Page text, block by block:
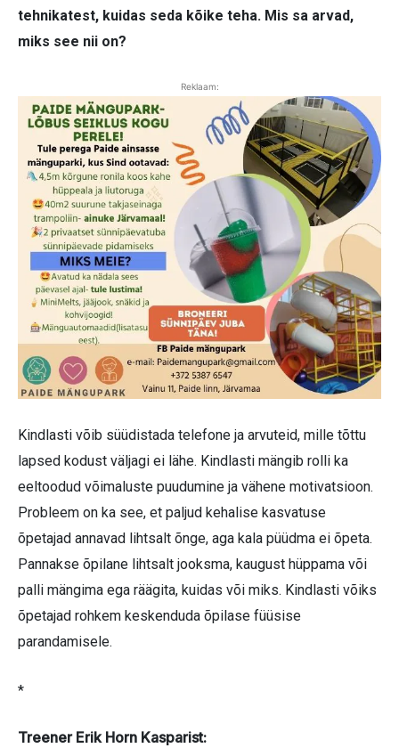
tehnikatest, kuidas seda kõike teha. Mis sa arvad,
miks see nii on?
Reklaam:
Kindlasti võib süüdistada telefone ja arvuteid, mille tõttu
lapsed kodust väljagi ei lähe. Kindlasti mängib rolli ka
eeltoodud võimaluste puudumine ja vähene motivatsioon.
Probleem on ka see, et paljud kehalise kasvatuse
õpetajad annavad lihtsalt õnge, aga kala püüdma ei õpeta.
Pannakse õpilane lihtsalt jooksma, kaugust hüppama või
palli mängima ega räägita, kuidas või miks. Kindlasti võiks
õpetajad rohkem keskenduda õpilase füüsise
parandamisele.
*
Treener Erik Horn Kasparist: